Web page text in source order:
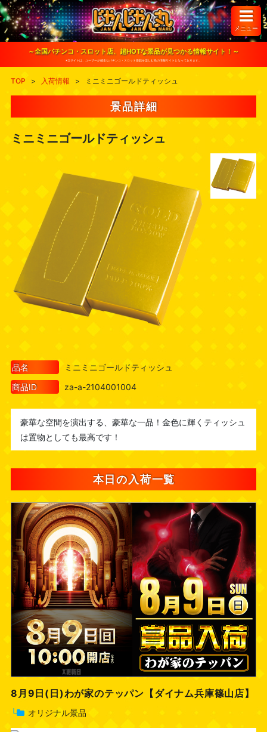
S
k
i
o
メニュー
～全国パチンコ・スロット店、超HOTな景品が見つかる情報サイト！～
※当サイトは、ユーザーが健全なパチンコ・スロット遊戯を楽しむ為の情報サイトとなっております。
TOP > 入荷情報 > ミニミニゴールドティッシュ
景品詳細
ミニミニゴールドティッシュ
品名
ミニミニゴールドティッシュ
商品ID
za-a-2104001004
豪華な空間を演出する、豪華な一品！金色に輝くティッシュ
は置物としても最高です！
本日の入荷一覧
8月9日(日)わが家のテッパン【ダイナム兵庫篠山店】
└ オリジナル景品